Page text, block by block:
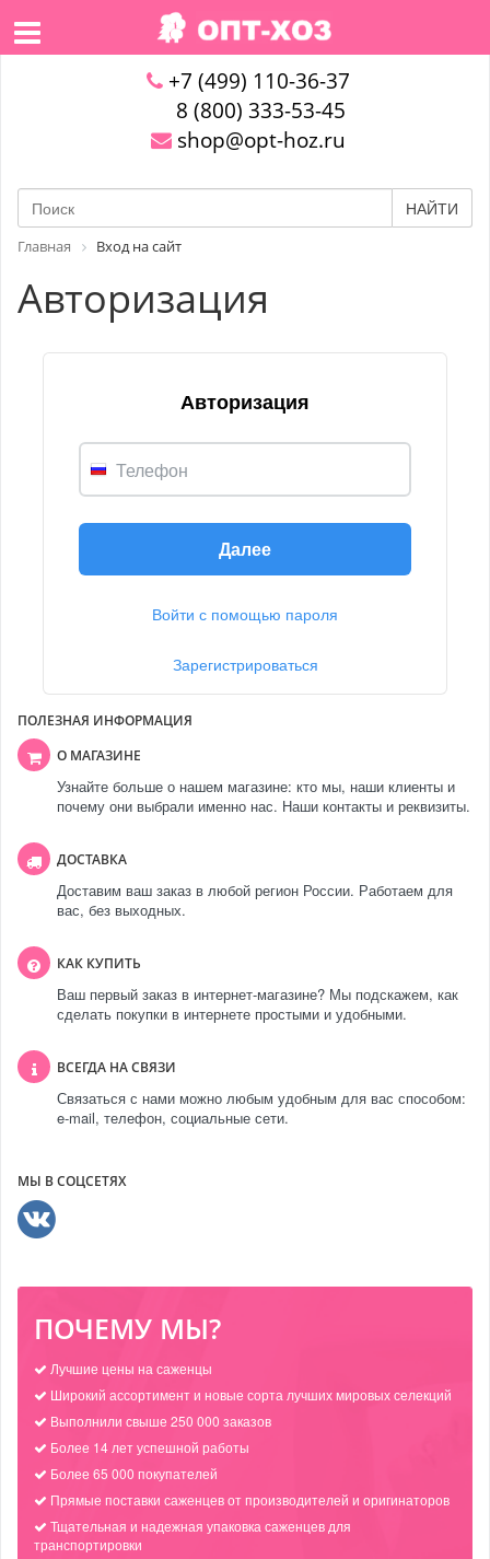
+7 (499) 110-36-37
8 (800) 333-53-45
shop@opt-hoz.ru
НАЙТИ
Главная Вход на сайт
Авторизация
Авторизация
Телефон
Далее
Войти с помощью пароля
Зарегистрироваться
ПОЛЕЗНАЯ ИНФОРМАЦИЯ
О МАГАЗИНЕ
Узнайте больше о нашем магазине: кто мы, наши клиенты и
почему они выбрали именно нас. Наши контакты и реквизиты.
ДОСТАВКА
Доставим ваш заказ в любой регион России. Работаем для
вас, без выходных.
КАК КУПИТЬ
Ваш первый заказ в интернет-магазине? Мы подскажем, как
сделать покупки в интернете простыми и удобными.
ВСЕГДА НА СВЯЗИ
Связаться с нами можно любым удобным для вас способом:
e-mail, телефон, социальные сети.
МЫ В СОЦСЕТЯХ
ПОЧЕМУ МЫ?
Лучшие цены на саженцы
Широкий ассортимент и новые сорта лучших мировых селекций
Выполнили свыше 250 000 заказов
Более 14 лет успешной работы
Более 65 000 покупателей
Прямые поставки саженцев от производителей и оригинаторов
Тщательная и надежная упаковка саженцев для
транспортировки